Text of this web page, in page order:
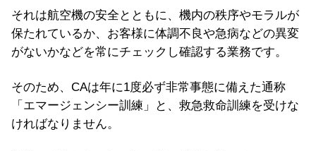
それは航空機の安全とともに、機内の秩序やモラルが
保たれているか、お客様に体調不良や急病などの異変
がないかなどを常にチェックし確認する業務です。
そのため、CAは年に1度必ず非常事態に備えた通称
「エマージェンシー訓練」と、救急救命訓練を受けな
ければなりません。